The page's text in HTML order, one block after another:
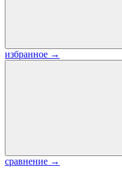
избранное →
сравнение →